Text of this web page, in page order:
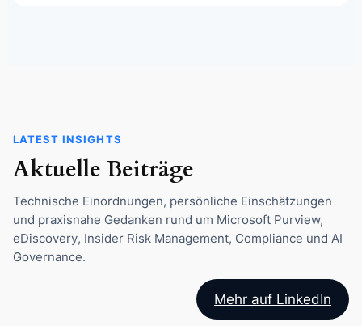
LATEST INSIGHTS
Aktuelle Beiträge
Technische Einordnungen, persönliche Einschätzungen
und praxisnahe Gedanken rund um Microsoft Purview,
eDiscovery, Insider Risk Management, Compliance und AI
Governance.
Mehr auf LinkedIn